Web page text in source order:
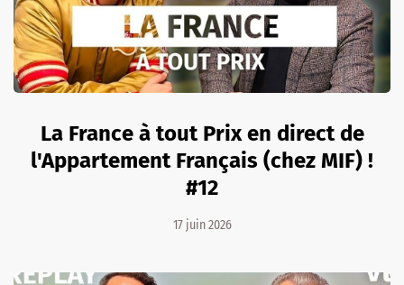
La France à tout Prix en direct de
l'Appartement Français (chez MIF) !
#12
17 juin 2026